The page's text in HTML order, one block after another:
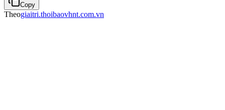
Copy
Theogiaitri.thoibaovhnt.com.vn